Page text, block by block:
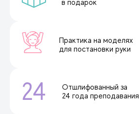
в подарок
Практика на моделях
для постановки руки
24
Отшлифованный за
24 года преподавания